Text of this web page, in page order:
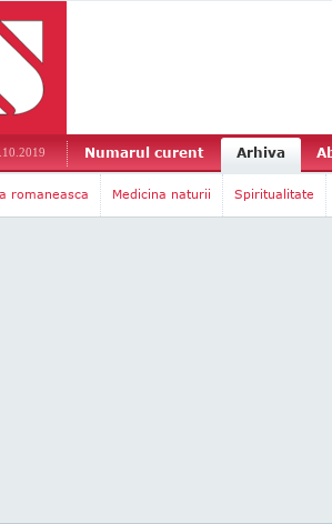
Numarul curent Arhiva
romaneasca Medicina naturii Spiritualitate